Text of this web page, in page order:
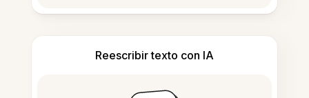
Reescribir texto con IA